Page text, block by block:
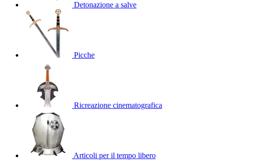
Detonazione a salve
Picche
Ricreazione cinematografica
Articoli per il tempo libero